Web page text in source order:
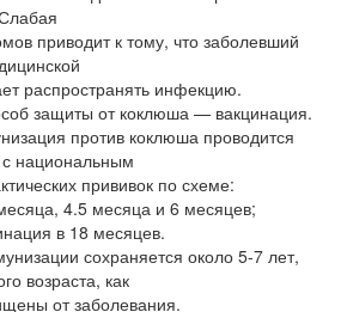
приводит к тому, что заболевший
распространять инфекцию.
защиты от коклюша — вакцинация.
против коклюша проводится
с национальным
прививок по схеме:
4.5 месяца и 6 месяцев;
в 18 месяцев.
сохраняется около 5-7 лет,
возраста, как
от заболевания.